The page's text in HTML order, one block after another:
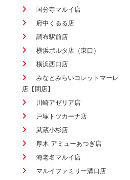
国分寺マルイ店
府中くるる店
調布駅前店
横浜ポルタ店（東口）
横浜西口店
みなとみらいコレットマーレ
店【閉店】
川崎アゼリア店
戸塚トツカーナ店
武蔵小杉店
厚木 アミューあつぎ店
海老名マルイ店
マルイファミリー溝口店